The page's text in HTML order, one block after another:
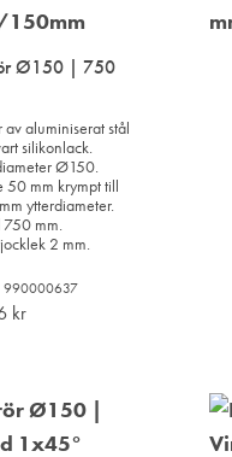
Ø150 | 750
av aluminiserat stål
silikonlack.
Ø150.
50 mm krympt till
ytterdiameter.
750 mm.
2 mm.
990000637
kr